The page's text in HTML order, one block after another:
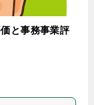
と事務事業評